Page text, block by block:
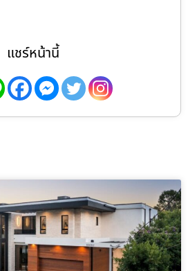
แชร์หน้านี้